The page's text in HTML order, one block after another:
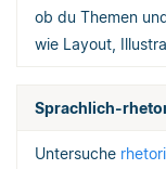
ob du Themen
wie Layout,
Sprachlich-
Untersuche